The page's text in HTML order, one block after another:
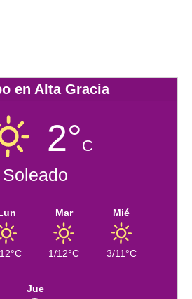
en Alta Gracia
2°C
Soleado
Mar
1/12°C
Mié
3/11°C
Jue